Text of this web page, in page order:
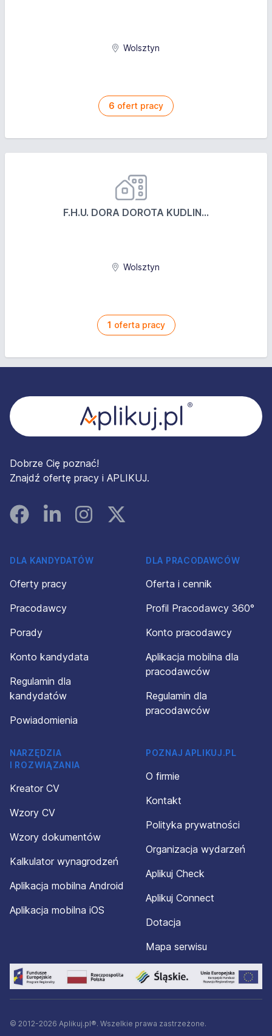
Wolsztyn
6 ofert pracy
F.H.U. DORA DOROTA KUDLIN...
Wolsztyn
1 oferta pracy
Dobrze Cię poznać!
Znajdź ofertę pracy i APLIKUJ.
FacebookLinked InInstagramInstagram
DLA KANDYDATÓW
Oferty pracy
Pracodawcy
Porady
Konto kandydata
Regulamin dla
kandydatów
Powiadomienia
DLA PRACODAWCÓW
Oferta i cennik
Profil Pracodawcy 360°
Konto pracodawcy
Aplikacja mobilna dla
pracodawców
Regulamin dla
pracodawców
NARZĘDZIA
I ROZWIĄZANIA
Kreator CV
Wzory CV
Wzory dokumentów
Kalkulator wynagrodzeń
Aplikacja mobilna Android
Aplikacja mobilna iOS
POZNAJ APLIKUJ.PL
O firmie
Kontakt
Polityka prywatności
Organizacja wydarzeń
Aplikuj Check
Aplikuj Connect
Dotacja
Mapa serwisu
© 2012-2026 Aplikuj.pl®. Wszelkie prawa zastrzeżone.